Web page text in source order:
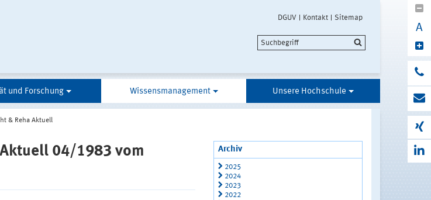
DGUV Kontakt Sitemap
A
und Forschung Wissensmanagement Unsere Hochschule
& Reha Aktuell
04/1983 vom
Archiv
2025
2024
2023
2022